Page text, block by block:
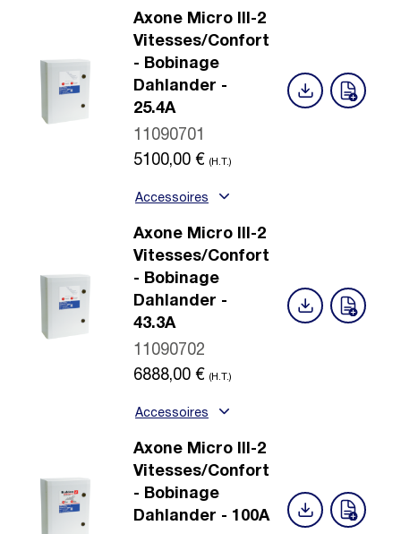
Axone Micro III-2
Vitesses/Confort
- Bobinage
Dahlander -
25.4A
11090701
5100,00 € (H.T.)
Accessoires
Axone Micro III-2
Vitesses/Confort
- Bobinage
Dahlander -
43.3A
11090702
6888,00 € (H.T.)
Accessoires
Axone Micro III-2
Vitesses/Confort
- Bobinage
Dahlander - 100A